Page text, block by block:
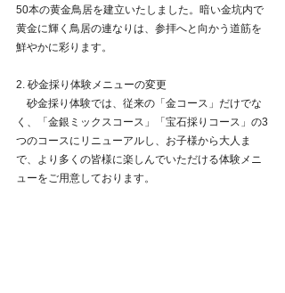
50本の黄金鳥居を建立いたしました。暗い金坑内で
黄金に輝く鳥居の連なりは、参拝へと向かう道筋を
鮮やかに彩ります。
2. 砂金採り体験メニューの変更
砂金採り体験では、従来の「金コース」だけでな
く、「金銀ミックスコース」「宝石採りコース」の3
つのコースにリニューアルし、お子様から大人ま
で、より多くの皆様に楽しんでいただける体験メニ
ューをご用意しております。